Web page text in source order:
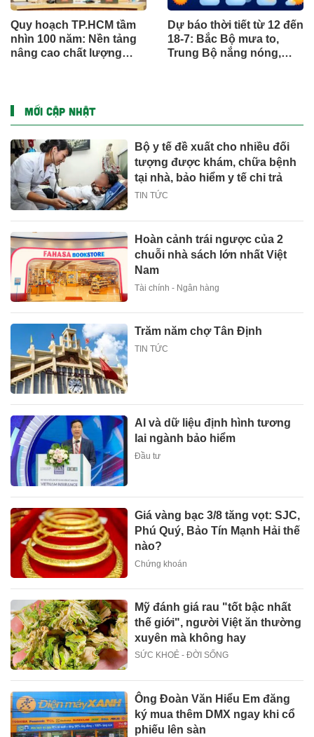
Quy hoạch TP.HCM tầm
nhìn 100 năm: Nền tảng
nâng cao chất lượng
Dự báo thời tiết từ 12 đến
18-7: Bắc Bộ mưa to,
Trung Bộ nắng nóng,
MỚI CẬP NHẬT
Bộ y tế đề xuất cho nhiều đối
tượng được khám, chữa bệnh
tại nhà, bảo hiểm y tế chi trả
TIN TỨC
Hoàn cảnh trái ngược của 2
chuỗi nhà sách lớn nhất Việt
Nam
Tài chính - Ngân hàng
Trăm năm chợ Tân Định
TIN TỨC
AI và dữ liệu định hình tương
lai ngành bảo hiểm
Đầu tư
Giá vàng bạc 3/8 tăng vọt: SJC,
Phú Quý, Bảo Tín Mạnh Hải thế
nào?
Chứng khoán
Mỹ đánh giá rau "tốt bậc nhất
thế giới", người Việt ăn thường
xuyên mà không hay
SỨC KHOẺ - ĐỜI SỐNG
Ông Đoàn Văn Hiểu Em đăng
ký mua thêm DMX ngay khi cổ
phiếu lên sàn